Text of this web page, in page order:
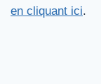
en cliquant ici.